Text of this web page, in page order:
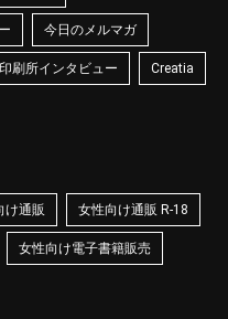
今日のメルマガ
印刷所インタビュー Creatia
け通販 女性向け通販 R-18
女性向け電子書籍販売